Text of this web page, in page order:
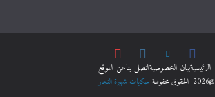
الرئيسيةﺑﻴﺎﻥ اﻟﺨﺼﻮﺻﻴﺔاتصل بناعن الموقع
@2026 الحقوق محفوظة حكايات شهيرة النجار